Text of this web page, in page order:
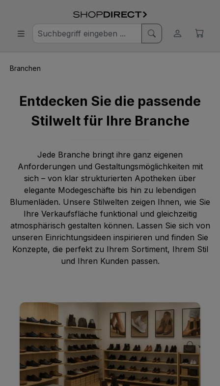
Branchen
Entdecken Sie die passende
Stilwelt für Ihre Branche
Jede Branche bringt ihre ganz eigenen
Anforderungen und Gestaltungsmöglichkeiten mit
sich – von klar strukturierten Apotheken über
elegante Modegeschäfte bis hin zu lebendigen
Blumenläden. Unsere Stilwelten zeigen Ihnen, wie Sie
Ihre Verkaufsfläche funktional und gleichzeitig
atmosphärisch gestalten können. Lassen Sie sich von
unseren Einrichtungsideen inspirieren und finden Sie
Konzepte, die perfekt zu Ihrem Sortiment, Ihrem Stil
und Ihren Kunden passen.